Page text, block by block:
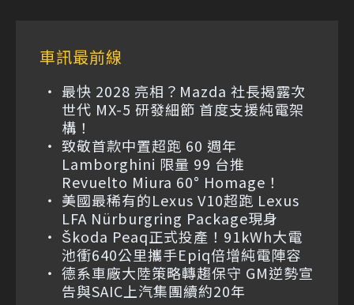
車訊最前線
最快 2028 亮相？Mazda 社長揭露次
世代 MX-5 研發細節 首度支援純電架
構！
致敬首款中置超跑 60 週年
Lamborghini 限量 99 台推
Revuelto Miura 60° Homage！
美國最稀有的Lexus V10超跑 Lexus
LFA Nürburgring Package現身
Škoda Peaq正式投產！91kWh大電
池衝640公里攜手Epiq倍增純電陣容
德系車廠大陸策略轉趨保守 GM逆勢宣
告與SAIC上汽集團續約20年